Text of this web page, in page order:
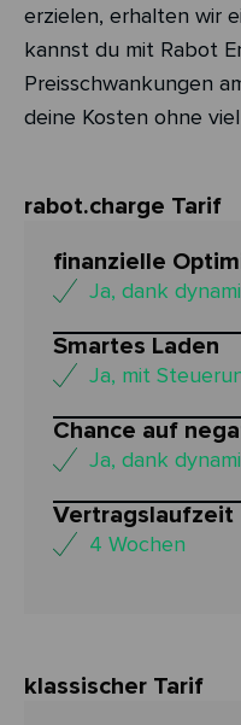
erzielen, erhalten wir
kannst du mit Rabot
Preisschwankungen
deine Kosten ohne
rabot.charge Tarif
finanzielle
Ja, dank
Smartes Laden
Ja, mit
Chance auf
Ja, dank
Vertragslaufzeit
4 Wochen
klassischer Tarif